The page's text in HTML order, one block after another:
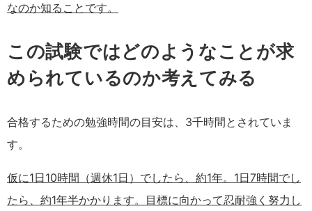
なのか知ること です。
この試験ではどのようなことが求
められているのか考えてみる
合格するための勉強時間の目安は、3千時間とされていま
す。
仮に1日10時間（週休1日）でしたら、約1年。1日7時間でし
たら、約1年半かかります。目標に向かって忍耐強く努力し